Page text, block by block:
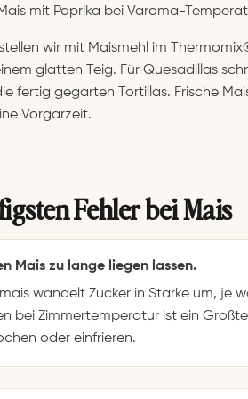
mit Paprika bei Varoma-
wir mit Maismehl im
glatten Teig. Für Quesadillas
fertig gegarten Tortillas. Frische
Vorgarzeit.
Fehler bei Mais
Mais zu lange liegen lassen.
wandelt Zucker in Stärke um, je
bei Zimmertemperatur ist ein
oder einfrieren.